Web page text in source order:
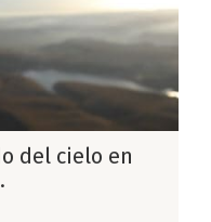
del cielo en